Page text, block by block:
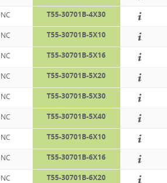
NC T55-30701B-4X30
NC T55-30701B-5X10
NC T55-30701B-5X16
NC T55-30701B-5X20
NC T55-30701B-5X30
NC T55-30701B-5X40
NC T55-30701B-6X10
NC T55-30701B-6X16
NC T55-30701B-6X20